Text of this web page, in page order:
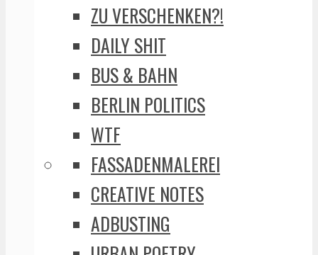
ZU VERSCHENKEN?!
DAILY SHIT
BUS & BAHN
BERLIN POLITICS
WTF
FASSADENMALEREI
CREATIVE NOTES
ADBUSTING